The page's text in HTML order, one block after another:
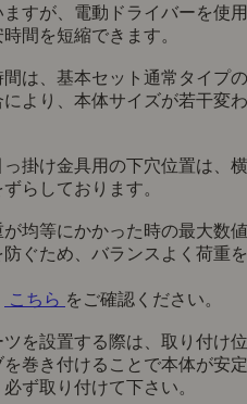
すが、電動ドライバーを使用
間を短縮できます。
は、基本セット通常タイプの
より、本体サイズが若干変わ
掛け金具用の下穴位置は、横
らしております。
均等にかかった時の最大数値
ぐため、バランスよく荷重を
こちら をご確認ください。
を設置する際は、取り付け位
巻き付けることで本体が安定
ず取り付けて下さい。